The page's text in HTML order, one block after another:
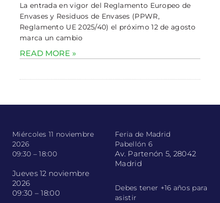
La entrada en vigor del Reglamento Europeo de
Envases y Residuos de Envases (PPWR,
Reglamento UE 2025/40) el próximo 12 de agosto
marca un cambio
READ MORE »
Miércoles 11 noviembre
2026
09:30 – 18:00
Jueves 12 noviembre
2026
09:30 – 18:00
Feria de Madrid
Pabellón 6
Av. Partenón 5, 28042
Madrid
Debes tener +16 años para
asistir